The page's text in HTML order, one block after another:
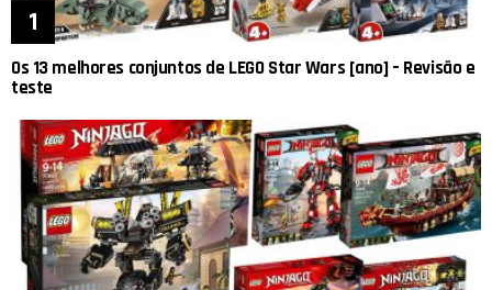
Os 13 melhores conjuntos de LEGO Star Wars [ano] – Revisão e
teste